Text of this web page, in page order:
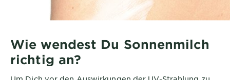
Wie wendest Du Sonnenmilch
richtig an?